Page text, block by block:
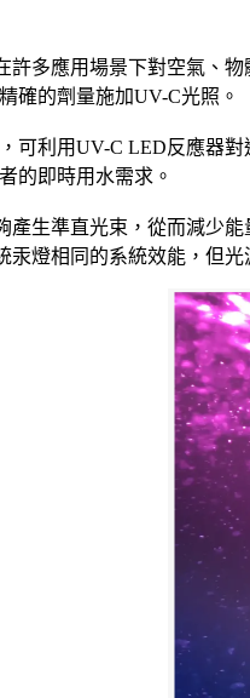
許多應用場景下對空氣、
確的劑量施加UV-C光照。
可利用UV-C LED反應器
的即時用水需求。
產生準直光束，從而減少
汞燈相同的系統效能，但